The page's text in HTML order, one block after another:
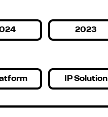
2023
IP Solution